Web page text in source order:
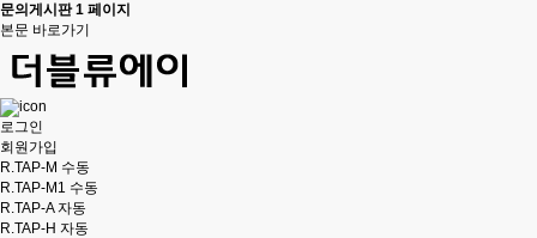
문의게시판 1 페이지
본문 바로가기
로그인
회원가입
R.TAP-M 수동
R.TAP-M1 수동
R.TAP-A 자동
R.TAP-H 자동